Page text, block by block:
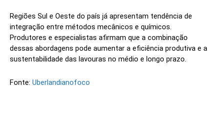
Regiões Sul e Oeste do país já apresentam tendência de
integração entre métodos mecânicos e químicos.
Produtores e especialistas afirmam que a combinação
dessas abordagens pode aumentar a eficiência produtiva e a
sustentabilidade das lavouras no médio e longo prazo.
Fonte: Uberlandianofoco